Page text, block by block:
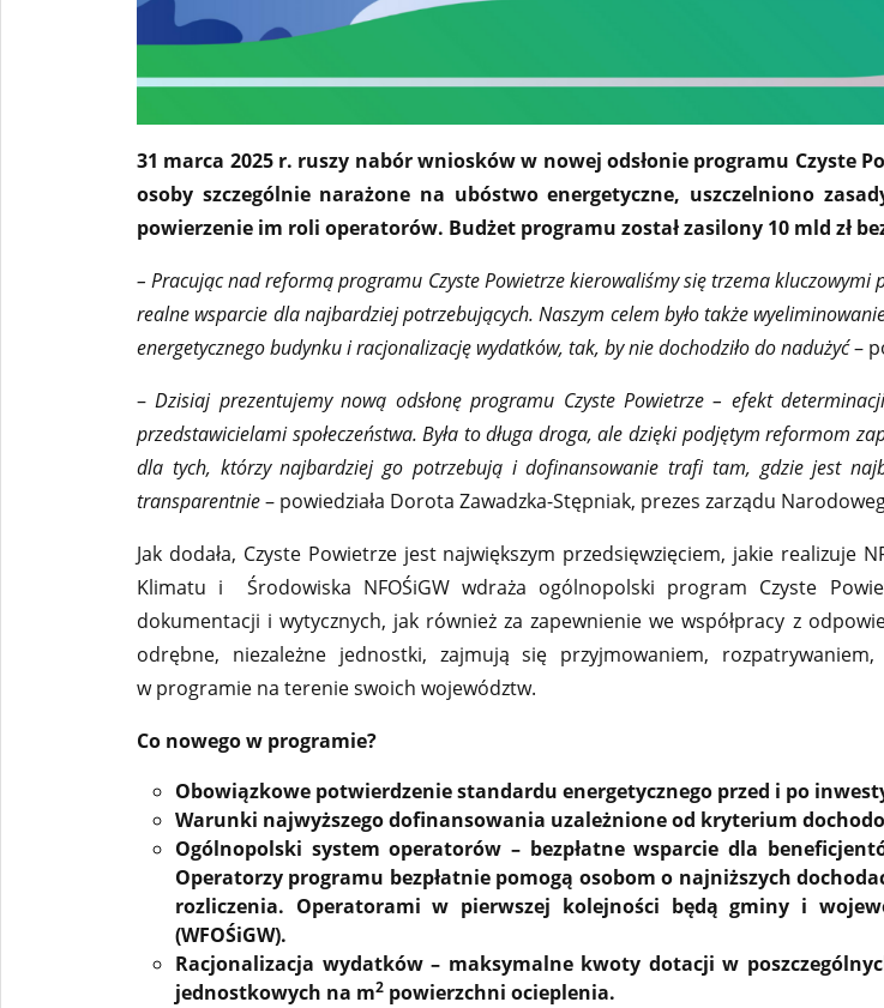
31 marca 2025 r. ruszy nabór wniosków w nowej odsłonie programu
osoby szczególnie narażone na ubóstwo energetyczne, uszczelniono
powierzenie im roli operatorów. Budżet programu został zasilony 10 mld zł
– Pracując nad reformą programu Czyste Powietrze kierowaliśmy się trzema
realne wsparcie dla najbardziej potrzebujących. Naszym celem było także
energetycznego budynku i racjonalizację wydatków, tak, by nie dochodziło do nadużyć–
–Dzisiaj prezentujemy nową odsłonę programu Czyste Powietrze – efekt
przedstawicielami społeczeństwa. Była to długa droga, ale dzięki podjętym reformom
dla tych, którzy najbardziej go potrzebują i dofinansowanie trafi tam, gdzie jest
transparentnie– powiedziała Dorota Zawadzka-Stępniak, prezes zarządu
Jak dodała, Czyste Powietrze jest największym przedsięwzięciem, jakie realizuje
Klimatu i Środowiska NFOŚiGW wdraża ogólnopolski program Czyste
dokumentacji i wytycznych, jak również za zapewnienie we współpracy z
odrębne, niezależne jednostki, zajmują się przyjmowaniem,
w programie na terenie swoich województw.
Co nowego w programie?
Obowiązkowe potwierdzenie standardu energetycznego przed i po
Warunki najwyższego dofinansowania uzależnione od kryterium
Ogólnopolski system operatorów – bezpłatne wsparcie dla
Operatorzy programu bezpłatnie pomogą osobom o najniższych
rozliczenia. Operatorami w pierwszej kolejności będą gminy i
(WFOŚiGW).
Racjonalizacja wydatków – maksymalne kwoty dotacji w
jednostkowych na m2 powierzchni ocieplenia.